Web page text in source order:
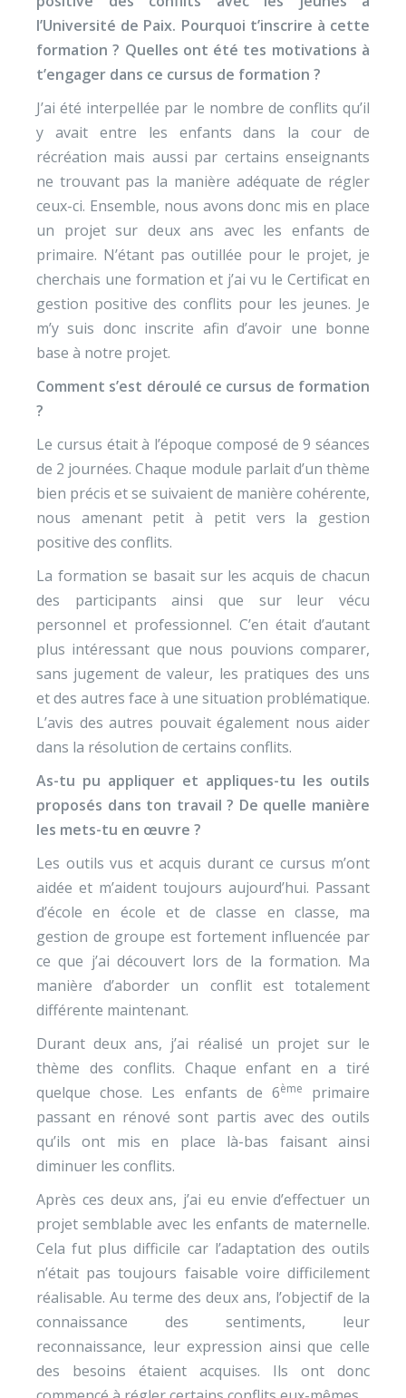
l’Université de Paix. Pourquoi t’inscrire à cette
formation ? Quelles ont été tes motivations à
t’engager dans ce cursus de formation ?
J’ai été interpellée par le nombre de conflits qu’il
y avait entre les enfants dans la cour de
récréation mais aussi par certains enseignants
ne trouvant pas la manière adéquate de régler
ceux-ci. Ensemble, nous avons donc mis en place
un projet sur deux ans avec les enfants de
primaire. N’étant pas outillée pour le projet, je
cherchais une formation et j’ai vu le Certificat en
gestion positive des conflits pour les jeunes. Je
m’y suis donc inscrite afin d’avoir une bonne
base à notre projet.
Comment s’est déroulé ce cursus de formation
?
Le cursus était à l’époque composé de 9 séances
de 2 journées. Chaque module parlait d’un thème
bien précis et se suivaient de manière cohérente,
nous amenant petit à petit vers la gestion
positive des conflits.
La formation se basait sur les acquis de chacun
des participants ainsi que sur leur vécu
personnel et professionnel. C’en était d’autant
plus intéressant que nous pouvions comparer,
sans jugement de valeur, les pratiques des uns
et des autres face à une situation problématique.
L’avis des autres pouvait également nous aider
dans la résolution de certains conflits.
As-tu pu appliquer et appliques-tu les outils
proposés dans ton travail ? De quelle manière
les mets-tu en œuvre ?
Les outils vus et acquis durant ce cursus m’ont
aidée et m’aident toujours aujourd’hui. Passant
d’école en école et de classe en classe, ma
gestion de groupe est fortement influencée par
ce que j’ai découvert lors de la formation. Ma
manière d’aborder un conflit est totalement
différente maintenant.
Durant deux ans, j’ai réalisé un projet sur le
thème des conflits. Chaque enfant en a tiré
quelque chose. Les enfants de 6ème
primaire
passant en rénové sont partis avec des outils
qu’ils ont mis en place là-bas faisant ainsi
diminuer les conflits.
Après ces deux ans, j’ai eu envie d’effectuer un
projet semblable avec les enfants de maternelle.
Cela fut plus difficile car l’adaptation des outils
n’était pas toujours faisable voire difficilement
réalisable. Au terme des deux ans, l’objectif de la
connaissance des sentiments, leur
reconnaissance, leur expression ainsi que celle
des besoins étaient acquises. Ils ont donc